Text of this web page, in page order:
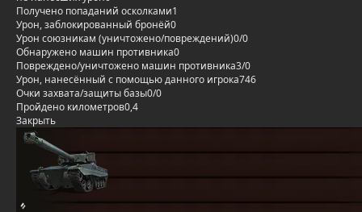
Получено попаданий осколками1
Урон, заблокированный бронёй0
Урон союзникам (уничтожено/повреждений)0/0
Обнаружено машин противника0
Повреждено/уничтожено машин противника3/0
Урон, нанесённый с помощью данного игрока746
Очки захвата/защиты базы0/0
Пройдено километров0,4
Закрыть